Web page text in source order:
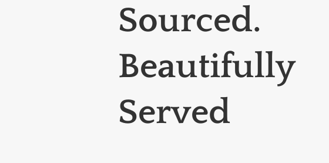
Sourced.
Beautifully
Served